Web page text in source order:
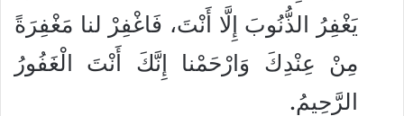
يَغْفِرُ الذُّنُوبَ إِلَّا أَنْتَ، فَاغْفِرْ لنا مَغْفِرَةً
مِنْ عِنْدِكَ وَارْحَمْنا إِنَّكَ أَنْتَ الْغَفُورُ
الرَّحِيمُ.